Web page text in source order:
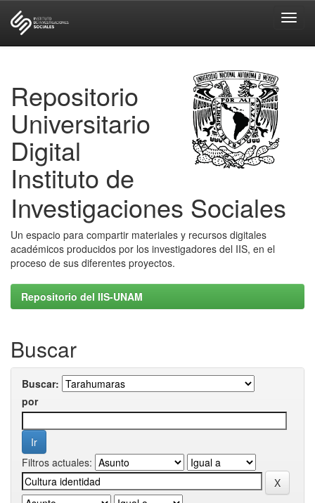
Repositorio
Universitario
Digital
Instituto de
Investigaciones Sociales
Un espacio para compartir materiales y recursos digitales
académicos producidos por los investigadores del IIS, en el
proceso de sus diferentes proyectos.
Repositorio del IIS-UNAM
Buscar
Buscar:
por
Filtros actuales: